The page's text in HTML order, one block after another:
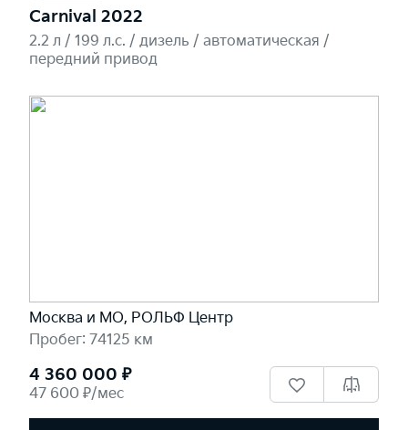
Carnival 2022
2.2 л / 199 л.c. / дизель / автоматическая /
передний привод
Москва и МО, РОЛЬФ Центр
Пробег: 74125 км
4 360 000 ₽
47 600 ₽/мес